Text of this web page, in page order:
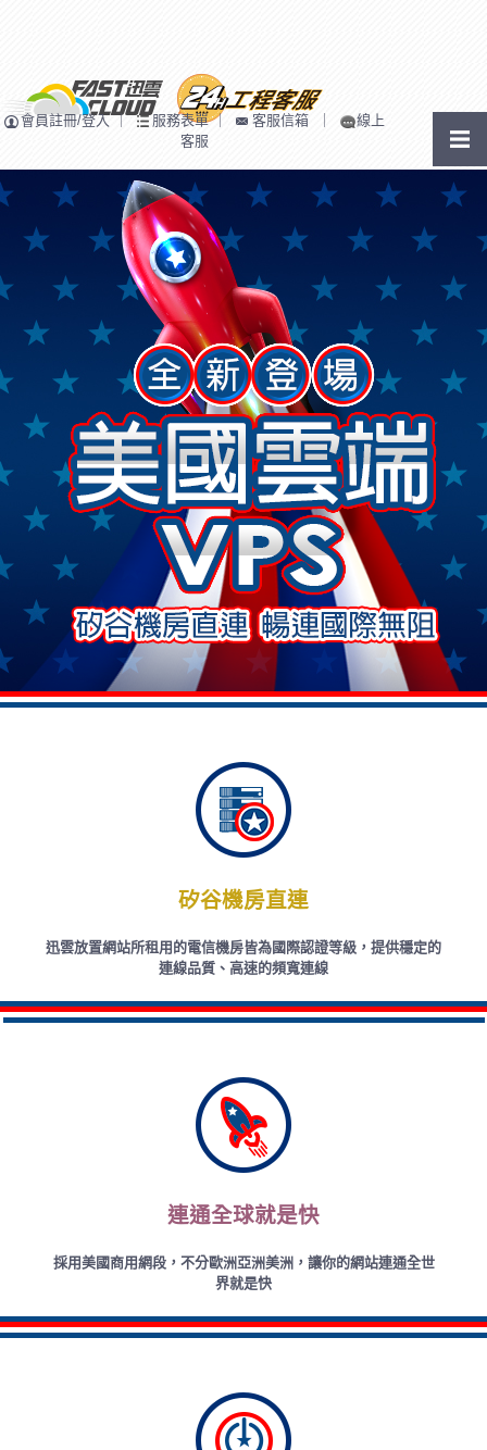
會員註冊/登入｜ 服務表單｜ 客服信箱 ｜
線上
客服
矽谷機房直連
迅雲放置網站所租用的電信機房皆為國際認證等級，提供穩定的
連線品質、高速的頻寬連線
連通全球就是快
採用美國商用網段，不分歐洲亞洲美洲，讓你的網站連通全世
界就是快